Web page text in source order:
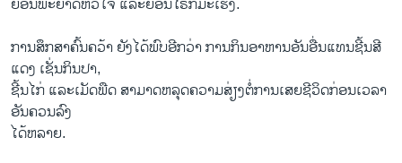
ການສຶກສາຄົ້ນຄວ້າ ຍັງໄດ້ພົບອີກວ່າ ການກິນອາຫານອັນອື່ນແທນຊີ້ນສີ
ແດງ ເຊັ່ນກິນປາ,
ຊີ້ນໄກ່ ແລະເມັດພືດ ສາມາດຫລຸດຄວາມສ່ຽງຕໍ່ການເສຍຊີວິດກ່ອນເວລາ
ອັນຄວນລົງ
ໄດ້ຫລາຍ.